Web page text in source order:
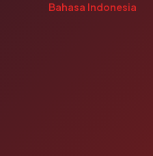
Bahasa Indonesia